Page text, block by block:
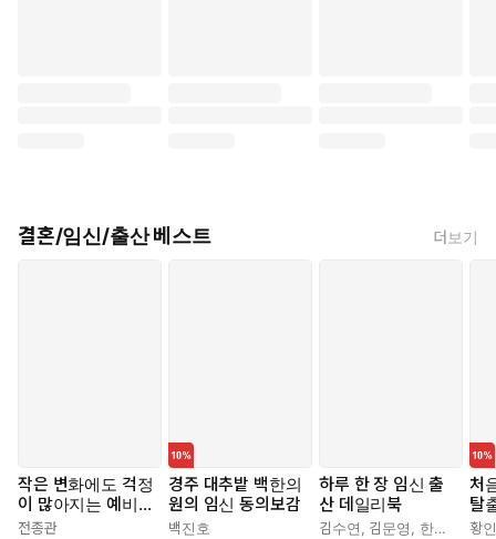
결혼/임신/출산 베스트 더보기
작은 변화에도 걱정
이 많아지는 예비
엄마들에게
전종관
경주 대추밭 백한의
원의 임신 동의보감
백진호
하루 한 장 임신 출
산 데일리북
김수연, 김문영, 한유정
처
탈
황